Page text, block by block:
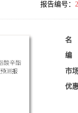
报告编号：
名
编
市
优